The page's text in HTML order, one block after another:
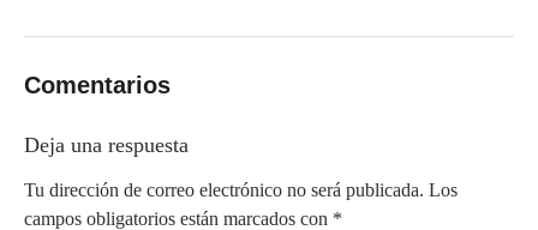
Comentarios
Deja una respuesta
Tu dirección de correo electrónico no será publicada. Los
campos obligatorios están marcados con *